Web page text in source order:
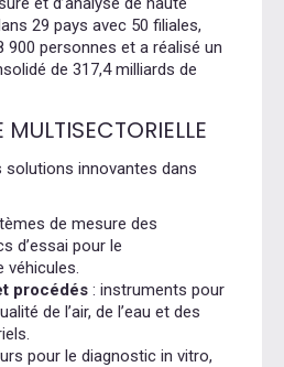
29 pays avec 50 filiales,
900 personnes et a réalisé un
de 317,4 milliards de
MULTISECTORIELLE
solutions innovantes dans
de mesure des
d’essai pour le
véhicules.
procédés: instruments pour
de l’air, de l’eau et des
pour le diagnostic in vitro,